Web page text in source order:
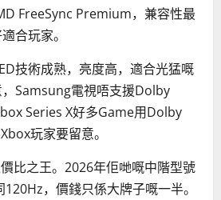
FreeSync Premium，兼容性最
合玩家。
技術成熟，亮度高，適合光猛嘅
Samsung電視唔支援Dolby
Series X好多Game用Dolby
玩家要留意。
比之王。2026年佢哋嘅中階型號
，價錢只係大牌子嘅一半。